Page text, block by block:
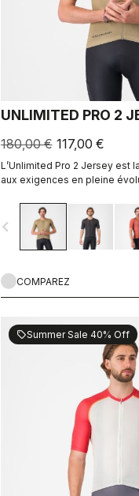
UNLIMITED PRO 2
180,00 € 117,00 €
L’Unlimited Pro 2 Jersey est
aux exigences en pleine
marginal, sans sacrifier
navigate_before
COMPAREZ
sellSummer Sale 40% Off